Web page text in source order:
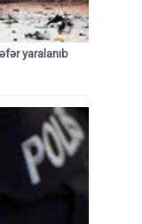
yaralanıb